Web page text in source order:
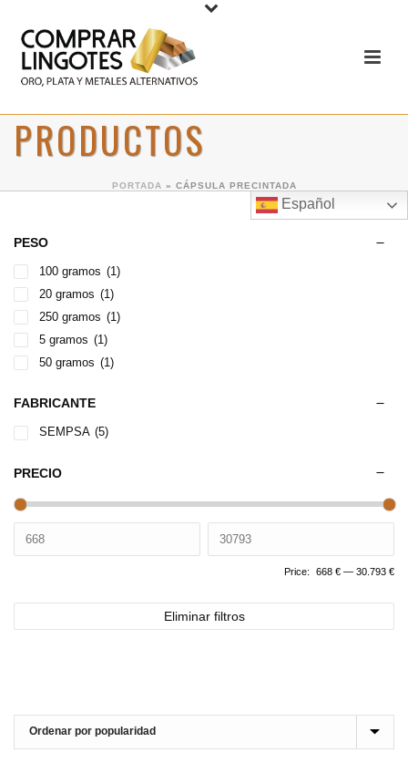
PRODUCTOS
PORTADA » CÁPSULA PRECINTADA
Español
PESO
100 gramos (1)
20 gramos (1)
250 gramos (1)
5 gramos (1)
50 gramos (1)
FABRICANTE
SEMPSA (5)
PRECIO
Price: 668 € — 30.793 €
Eliminar filtros